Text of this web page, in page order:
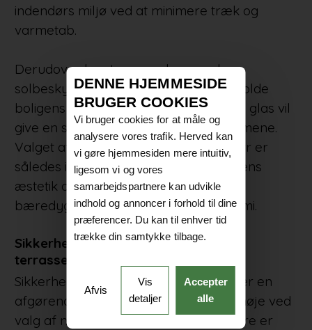
indendørs miljø ved at minimere træk og
varmetab.
Derudover kan terrassedøre med
solbeskyttende glas være med til at holde
boligens tempereret, men denne type glas vil
give en smule mindre lysindfald i rummene.
Valget af en energieffektiv terrassedør er
således ikke kun en investering i boligens
æstetik og komfort, men også i dens
bæredygtighed og langsigtede økonomi.
Sikkerhedsfunktioner i moderne
terrassedøre
Sikkerheden i moderne terrassedøre er en
afgørende faktor, der bør overvejes nøje ved
valg af nye døre. Nutidens terrassedøre er
DENNE HJEMMESIDE
BRUGER COOKIES
Vi bruger cookies for at måle og
analysere vores trafik. Herved kan
vi gøre hjemmesiden mere intuitiv,
ligesom vi og vores
samarbejdspartnere kan udvikle
indhold og annoncer i forhold til dine
præferencer. Du kan til enhver tid
trække din samtykke tilbage.
Afvis
Vis
detaljer
Accepter
alle